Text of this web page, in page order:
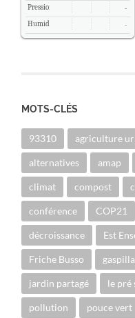
Pression -
Humidité -
MOTS-CLÉS
93310 agriculture
alternatives amap
climat compost
conférence COP21
décroissance Est
Friche Busso
jardin partagé le pré
pollution pouce vert